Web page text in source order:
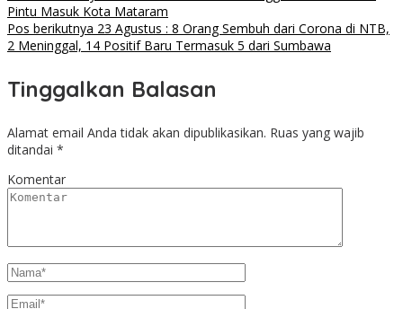
Pintu Masuk Kota Mataram
Pos berikutnya 23 Agustus : 8 Orang Sembuh dari Corona di NTB,
2 Meninggal, 14 Positif Baru Termasuk 5 dari Sumbawa
Tinggalkan Balasan
Alamat email Anda tidak akan dipublikasikan. Ruas yang wajib
ditandai *
Komentar